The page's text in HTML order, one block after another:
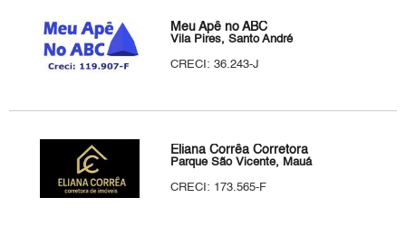
Meu Apê no ABC
Vila Pires, Santo André
CRECI: 36.243-J
Eliana Corrêa Corretora
Parque São Vicente, Mauá
CRECI: 173.565-F